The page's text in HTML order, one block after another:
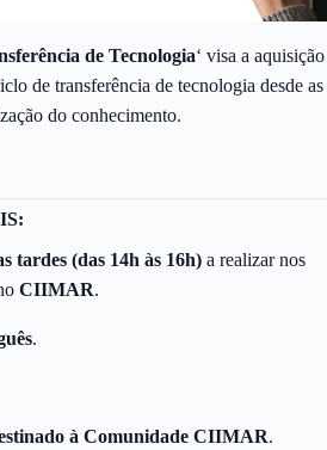
de Tecnologia‘ visa a aquisição
de transferência de tecnologia desde as
do conhecimento.
tardes (das 14h às 16h) a realizar nos
CIIMAR.
.
à Comunidade CIIMAR.